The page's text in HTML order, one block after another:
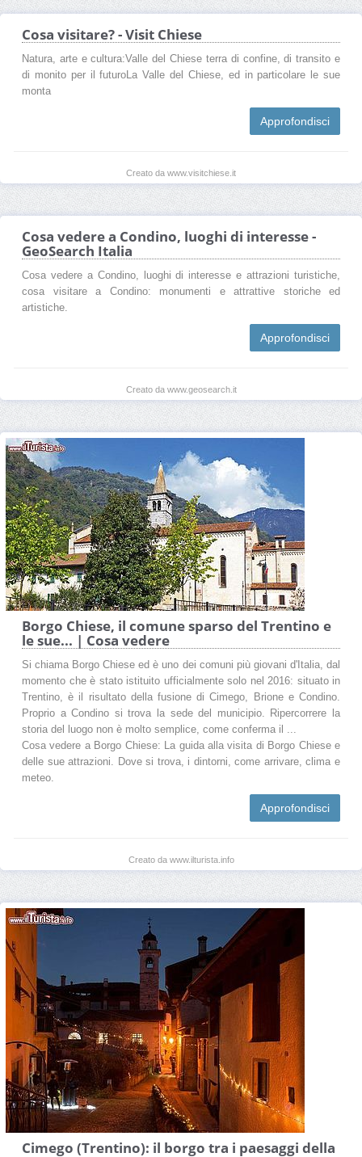
Cosa visitare? - Visit Chiese
Natura, arte e cultura:Valle del Chiese terra di confine, di transito e
di monito per il futuroLa Valle del Chiese, ed in particolare le sue
monta
Approfondisci
Creato da www.visitchiese.it
Cosa vedere a Condino, luoghi di interesse -
GeoSearch Italia
Cosa vedere a Condino, luoghi di interesse e attrazioni turistiche,
cosa visitare a Condino: monumenti e attrattive storiche ed
artistiche.
Approfondisci
Creato da www.geosearch.it
Borgo Chiese, il comune sparso del Trentino e
le sue... | Cosa vedere
Si chiama Borgo Chiese ed è uno dei comuni più giovani d'Italia, dal
momento che è stato istituito ufficialmente solo nel 2016: situato in
Trentino, è il risultato della fusione di Cimego, Brione e Condino.
Proprio a Condino si trova la sede del municipio. Ripercorrere la
storia del luogo non è molto semplice, come conferma il ...
Cosa vedere a Borgo Chiese: La guida alla visita di Borgo Chiese e
delle sue attrazioni. Dove si trova, i dintorni, come arrivare, clima e
meteo.
Approfondisci
Creato da www.ilturista.info
Cimego (Trentino): il borgo tra i paesaggi della